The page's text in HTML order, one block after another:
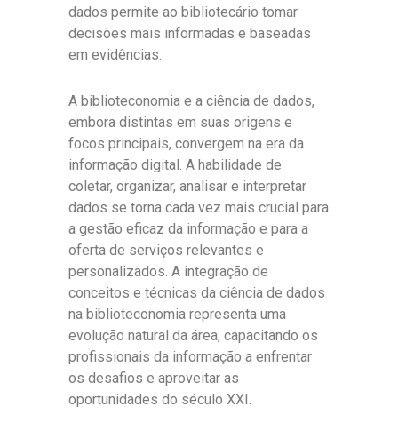
dados permite ao bibliotecário tomar
decisões mais informadas e baseadas
em evidências.
A biblioteconomia e a ciência de dados,
embora distintas em suas origens e
focos principais, convergem na era da
informação digital. A habilidade de
coletar, organizar, analisar e interpretar
dados se torna cada vez mais crucial para
a gestão eficaz da informação e para a
oferta de serviços relevantes e
personalizados. A integração de
conceitos e técnicas da ciência de dados
na biblioteconomia representa uma
evolução natural da área, capacitando os
profissionais da informação a enfrentar
os desafios e aproveitar as
oportunidades do século XXI.